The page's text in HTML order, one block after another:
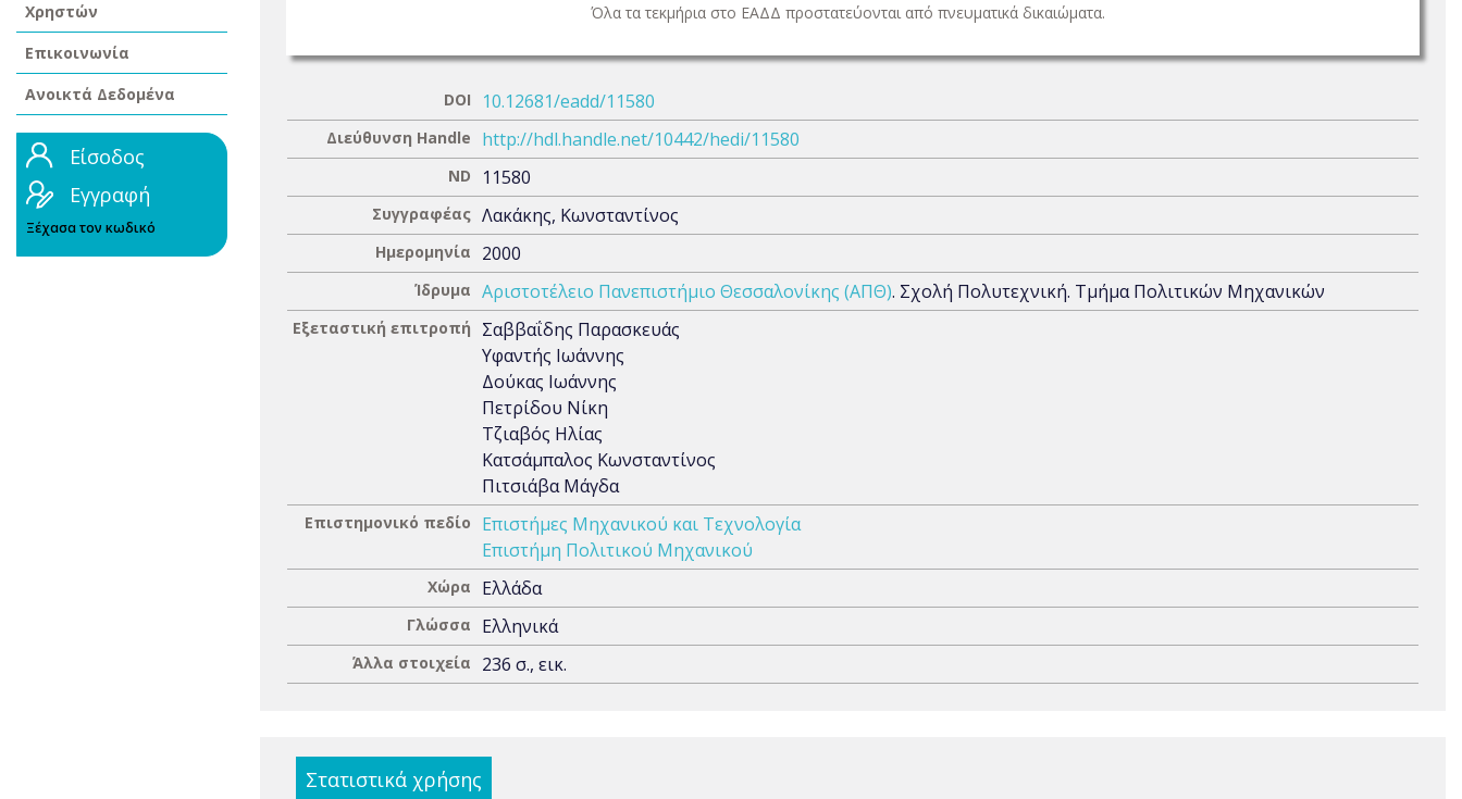
Χρηστών
Επικοινωνία
Ανοικτά Δεδομένα
Είσοδος
Εγγραφή
Ξέχασα τον κωδικό
Όλα τα τεκμήρια στο ΕΑΔΔ προστατεύονται από πνευματικά δικαιώματα.
DOI 10.12681/eadd/11580
Διεύθυνση Handle http://hdl.handle.net/10442/hedi/11580
ND 11580
Συγγραφέας Λακάκης, Κωνσταντίνος
Ημερομηνία 2000
Ίδρυμα Αριστοτέλειο Πανεπιστήμιο Θεσσαλονίκης (ΑΠΘ). Σχολή Πολυτεχνική. Τμήμα Πολιτικών Μηχανικών
Εξεταστική επιτροπή
Σαββαΐδης Παρασκευάς
Υφαντής Ιωάννης
Δούκας Ιωάννης
Πετρίδου Νίκη
Τζιαβός Ηλίας
Κατσάμπαλος Κωνσταντίνος
Πιτσιάβα Μάγδα
Επιστημονικό πεδίο
Επιστήμες Μηχανικού και Τεχνολογία
Επιστήμη Πολιτικού Μηχανικού
Χώρα Ελλάδα
Γλώσσα Ελληνικά
Άλλα στοιχεία 236 σ., εικ.
Στατιστικά χρήσης